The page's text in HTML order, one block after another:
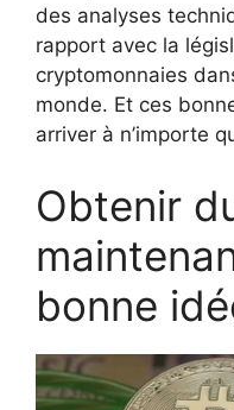
des analyses
rapport avec la
cryptomonnaies
monde. Et ces
arriver à n’importe
Obtenir
bonne